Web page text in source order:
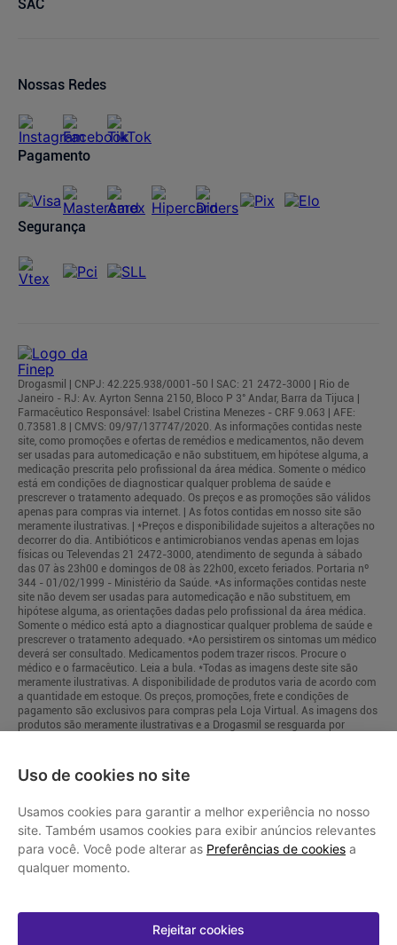
Uso de cookies no site
Usamos cookies para garantir a melhor experiência no nosso
site. Também usamos cookies para exibir anúncios relevantes
para você. Você pode alterar as Preferências de cookies a
qualquer momento.
Rejeitar cookies